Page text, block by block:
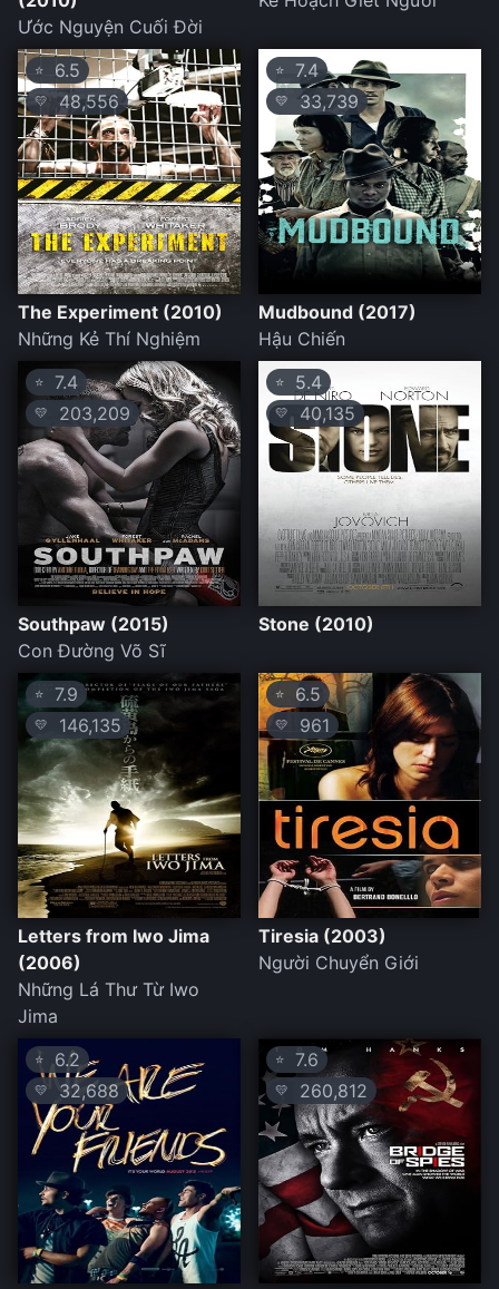
Ước Nguyện Cuối Đời
⭐ 6.5
💛 48,556
The Experiment (2010)
Những Kẻ Thí Nghiệm
⭐ 7.4
💛 33,739
Mudbound (2017)
Hậu Chiến
⭐ 7.4
💛 203,209
Southpaw (2015)
Con Đường Võ Sĩ
⭐ 5.4
💛 40,135
Stone (2010)
⭐ 7.9
💛 146,135
Letters from Iwo Jima
(2006)
Những Lá Thư Từ Iwo
Jima
⭐ 6.5
💛 961
Tiresia (2003)
Người Chuyển Giới
⭐ 6.2
💛 32,688
⭐ 7.6
💛 260,812